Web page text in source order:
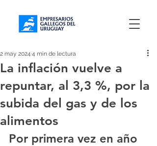
La inflación vuelve a
repuntar, al 3,3 %, por la
subida del gas y de los
alimentos
2 may 2024 4 min de lectura
Por primera vez en año